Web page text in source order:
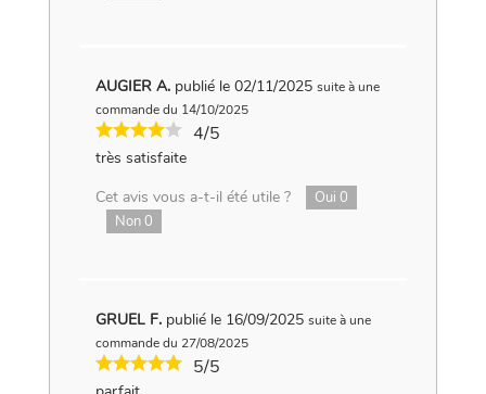
AUGIER A. publié le 02/11/2025 suite à une
commande du 14/10/2025
4/5
très satisfaite
Cet avis vous a-t-il été utile ?
Oui 0
Non0
GRUEL F. publié le 16/09/2025 suite à une
commande du 27/08/2025
5/5